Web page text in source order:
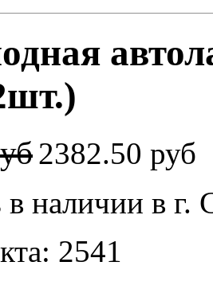
2382.50 руб
в наличии в
2541